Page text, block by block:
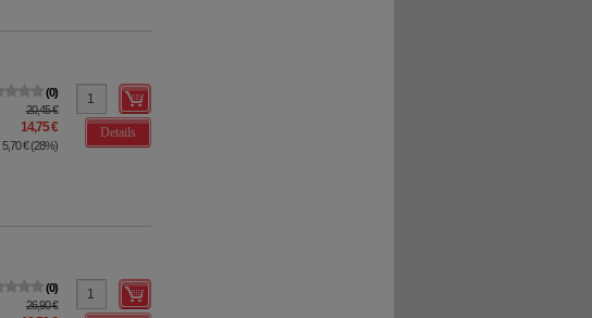
0
20,45 €
14,75 €
5,70 €(28%)
Details
0
26,90 €